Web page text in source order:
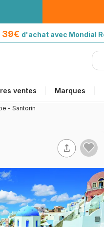
39€ d'achat avec Mondial
ventes Marques
- Santorin